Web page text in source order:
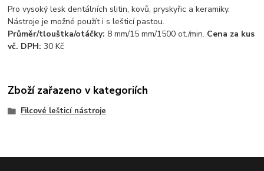
Pro vysoký lesk dentálních slitin, kovů, pryskyřic a keramiky.
Nástroje je možné použít i s lešticí pastou.
Průměr/tlouštka/otáčky: 8 mm/15 mm/1500 ot./min. Cena za kus
vč. DPH: 30 Kč
Zboží zařazeno v kategoriích
Filcové lešticí nástroje